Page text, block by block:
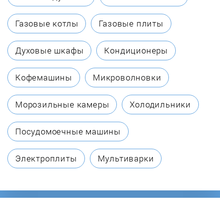
Biol
Borinskoe
Bosch
Buderus
BURNiT
Газовые котлы Газовые плиты
Духовые шкафы Кондиционеры
Кофемашины Микроволновки
Морозильные камеры Холодильники
Посудомоечные машины
Электроплиты Мультиварки